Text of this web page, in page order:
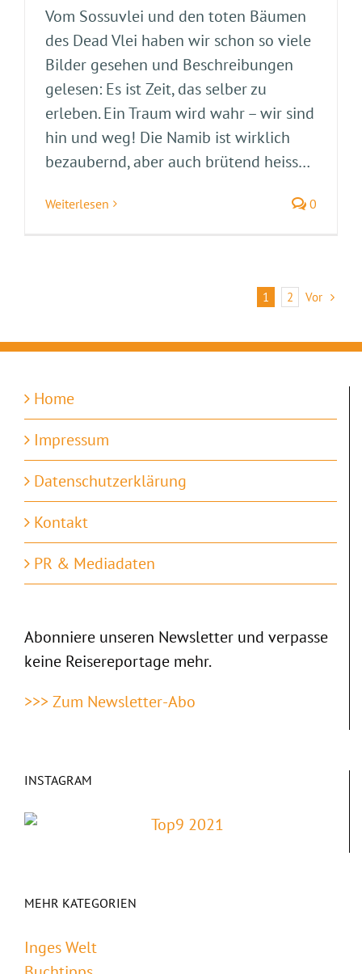
Vom Sossuvlei und den toten Bäumen
des Dead Vlei haben wir schon so viele
Bilder gesehen und Beschreibungen
gelesen: Es ist Zeit, das selber zu
erleben. Ein Traum wird wahr – wir sind
hin und weg! Die Namib ist wirklich
bezaubernd, aber auch brütend heiss…
Weiterlesen 0
1 2 Vor
Home
Impressum
Datenschutzerklärung
Kontakt
PR & Mediadaten
Abonniere unseren Newsletter und verpasse
keine Reisereportage mehr.
>>> Zum Newsletter-Abo
INSTAGRAM
MEHR KATEGORIEN
Inges Welt